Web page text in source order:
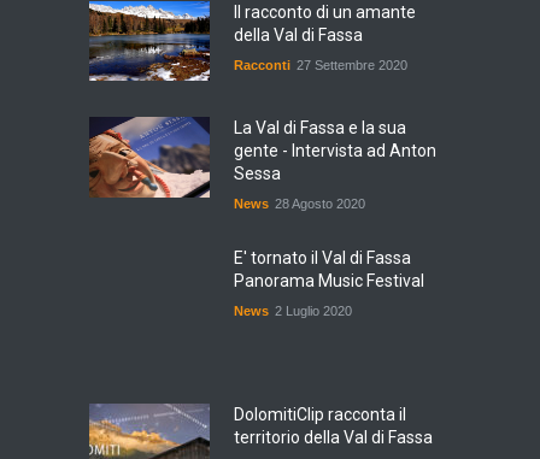
Il racconto di un amante
della Val di Fassa
Racconti 27 Settembre 2020
La Val di Fassa e la sua
gente - Intervista ad Anton
Sessa
News 28 Agosto 2020
E' tornato il Val di Fassa
Panorama Music Festival
News 2 Luglio 2020
DolomitiClip racconta il
territorio della Val di Fassa